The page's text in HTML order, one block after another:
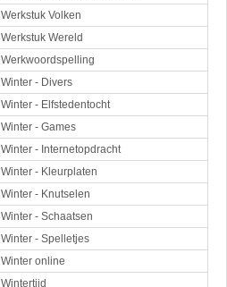
Werkstuk Volken
Werkstuk Wereld
Werkwoordspelling
Winter - Divers
Winter - Elfstedentocht
Winter - Games
Winter - Internetopdracht
Winter - Kleurplaten
Winter - Knutselen
Winter - Schaatsen
Winter - Spelletjes
Winter online
Wintertijd